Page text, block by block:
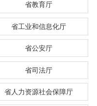
省教育厅
省工业和信息化厅
省公安厅
省司法厅
省人力资源社会保障厅